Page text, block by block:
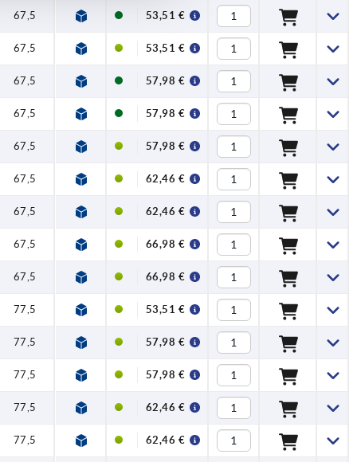
67,5 53,51 €
67,5 53,51 €
67,5 57,98 €
67,5 57,98 €
67,5 57,98 €
67,5 62,46 €
67,5 62,46 €
67,5 66,98 €
67,5 66,98 €
77,5 53,51 €
77,5 57,98 €
77,5 57,98 €
77,5 62,46 €
77,5 62,46 €